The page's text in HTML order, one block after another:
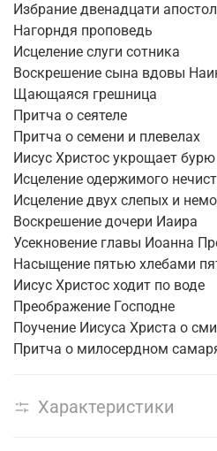
Избрание двенадцати
Нагорндя проповедь
Исцеление слуги сотника
Воскрешение сына вдовы
Щающаяся грешница
Притча о сеятеле
Притча о семени и плевелах
Иисус Христос укрощает бурю
Исцеление одержимого
Исцеление двух слепых и
Воскрешение дочери Иаира
Усекновение главы Иоанна
Насыщение пятью хлебами
Иисус Христос ходит по воде
Преображение Господне
Поучение Иисуса Христа о
Притча о милосердном
Характеристики